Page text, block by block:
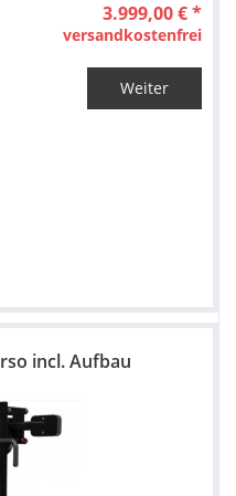
3.999,00 € *
versandkostenfrei
Weiter
incl. Aufbau